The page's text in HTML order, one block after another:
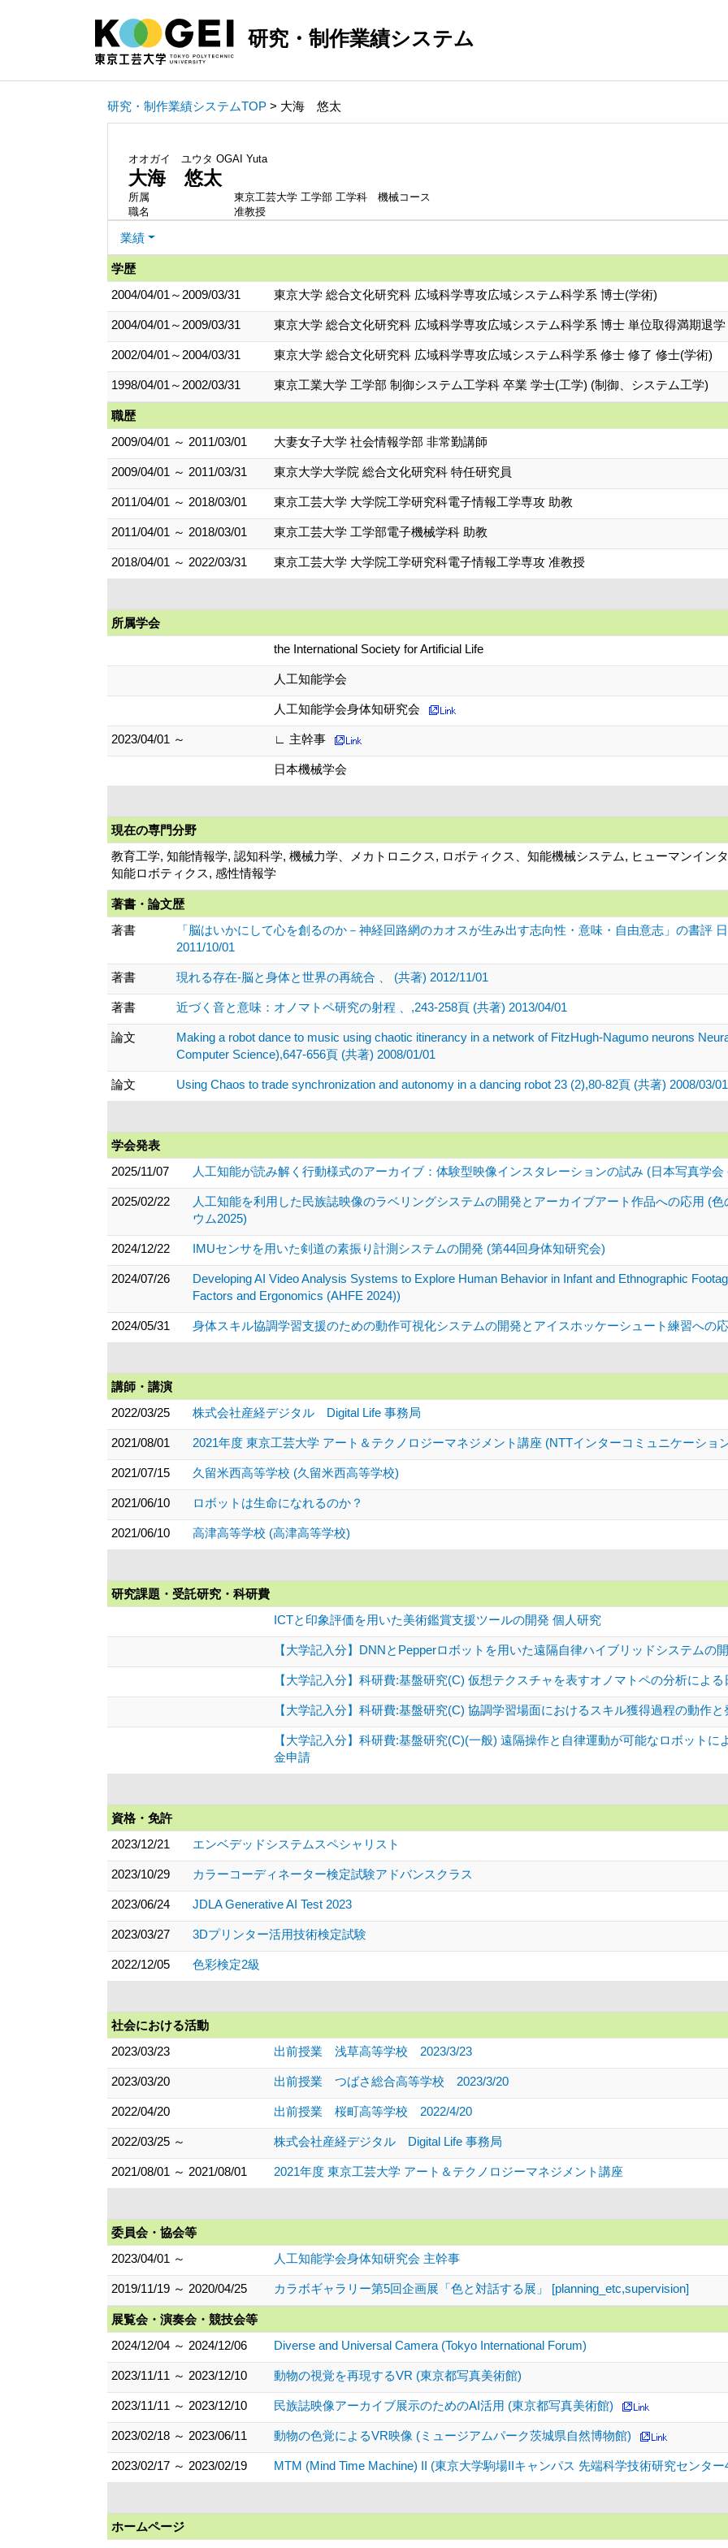
研究・制作業績システム
研究・制作業績システムTOP > 大海 悠太
オオガイ ユウタ OGAI Yuta
大海 悠太
所属
東京工芸大学 工学部 工学科 機械コース
職名
准教授
業績
学歴
2004/04/01～2009/03/31
東京大学 総合文化研究科 広域科学専攻広域システム科学系 博士(学術)
2004/04/01～2009/03/31 東京大学 総合文化研究科 広域科学専攻広域システム科学系 博士 単位取得満期退学
2002/04/01～2004/03/31 東京大学 総合文化研究科 広域科学専攻広域システム科学系 修士 修了 修士(学術)
1998/04/01～2002/03/31 東京工業大学 工学部 制御システム工学科 卒業 学士(工学) (制御、システム工学)
職歴
2009/04/01 ～ 2011/03/01
大妻女子大学 社会情報学部 非常勤講師
2009/04/01 ～ 2011/03/31 東京大学大学院 総合文化研究科 特任研究員
2011/04/01 ～ 2018/03/01 東京工芸大学 大学院工学研究科電子情報工学専攻 助教
2011/04/01 ～ 2018/03/01 東京工芸大学 工学部電子機械学科 助教
2018/04/01 ～ 2022/03/31 東京工芸大学 大学院工学研究科電子情報工学専攻 准教授
所属学会
the International Society for Artificial Life
人工知能学会
人工知能学会身体知研究会
2023/04/01 ～ ∟ 主幹事
日本機械学会
現在の専門分野
教育工学, 知能情報学, 認知科学, 機械力学、メカトロニクス, ロボティクス、知能機械システム, ヒューマンイン
知能ロボティクス, 感性情報学
著書・論文歴
著書
「脳はいかにして心を創るのか－神経回路網のカオスが生み出す志向性・意味・自由意志」の書評
2011/10/01
著書 現れる存在-脳と身体と世界の再統合 、 (共著) 2012/11/01
著書 近づく音と意味：オノマトペ研究の射程 、,243-258頁 (共著) 2013/04/01
論文
Making a robot dance to music using chaotic itinerancy in a network of FitzHugh-Nagumo neurons
Computer Science),647-656頁 (共著) 2008/01/01
論文 Using Chaos to trade synchronization and autonomy in a dancing robot 23 (2),80-82頁 (共著) 2008/03/01
学会発表
2025/11/07
人工知能が読み解く行動様式のアーカイブ：体験型映像インスタレーションの試み (日本写真学
2025/02/22
人工知能を利用した民族誌映像のラベリングシステムの開発とアーカイブアート作品への応用 (
ウム2025)
2024/12/22 IMUセンサを用いた剣道の素振り計測システムの開発 (第44回身体知研究会)
2024/07/26
Developing AI Video Analysis Systems to Explore Human Behavior in Infant and Ethnographic
Factors and Ergonomics (AHFE 2024))
2024/05/31 身体スキル協調学習支援のための動作可視化システムの開発とアイスホッケーシュート練習への
講師・講演
2022/03/25
株式会社産経デジタル Digital Life 事務局
2021/08/01 2021年度 東京工芸大学 アート＆テクノロジーマネジメント講座 (NTTインターコミュニケーショ
2021/07/15 久留米西高等学校 (久留米西高等学校)
2021/06/10 ロボットは生命になれるのか？
2021/06/10 高津高等学校 (高津高等学校)
研究課題・受託研究・科研費
ICTと印象評価を用いた美術鑑賞支援ツールの開発 個人研究
【大学記入分】DNNとPepperロボットを用いた遠隔自律ハイブリッドシステムの
【大学記入分】科研費:基盤研究(C) 仮想テクスチャを表すオノマトペの分析によ
【大学記入分】科研費:基盤研究(C) 協調学習場面におけるスキル獲得過程の動作
【大学記入分】科研費:基盤研究(C)(一般) 遠隔操作と自律運動が可能なロボット
金申請
資格・免許
2023/12/21
エンベデッドシステムスペシャリスト
2023/10/29 カラーコーディネーター検定試験アドバンスクラス
2023/06/24 JDLA Generative AI Test 2023
2023/03/27 3Dプリンター活用技術検定試験
2022/12/05 色彩検定2級
社会における活動
2023/03/23
出前授業 浅草高等学校 2023/3/23
2023/03/20 出前授業 つばさ総合高等学校 2023/3/20
2022/04/20 出前授業 桜町高等学校 2022/4/20
2022/03/25 ～ 株式会社産経デジタル Digital Life 事務局
2021/08/01 ～ 2021/08/01 2021年度 東京工芸大学 アート＆テクノロジーマネジメント講座
委員会・協会等
2023/04/01 ～
人工知能学会身体知研究会 主幹事
2019/11/19 ～ 2020/04/25 カラボギャラリー第5回企画展「色と対話する展」 [planning_etc,supervision]
展覧会・演奏会・競技会等
2024/12/04 ～ 2024/12/06
Diverse and Universal Camera (Tokyo International Forum)
2023/11/11 ～ 2023/12/10 動物の視覚を再現するVR (東京都写真美術館)
2023/11/11 ～ 2023/12/10 民族誌映像アーカイブ展示のためのAI活用 (東京都写真美術館)
2023/02/18 ～ 2023/06/11 動物の色覚によるVR映像 (ミュージアムパーク茨城県自然博物館)
2023/02/17 ～ 2023/02/19 MTM (Mind Time Machine) II (東京大学駒場IIキャンパス 先端科学技術研究センター
ホームページ